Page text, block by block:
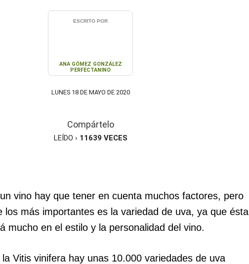
ESCRITO POR
ANA GÓMEZ GONZÁLEZ
PERFECTANINO
LUNES 18 DE MAYO DE 2020
Compártelo
LEÍDO › 11639 VECES
vino hay que tener en cuenta muchos factores, pero
los más importantes es la variedad de uva, ya que ésta
mucho en el estilo y la personalidad del vino.
Vitis vinifera hay unas 10.000 variedades de uva